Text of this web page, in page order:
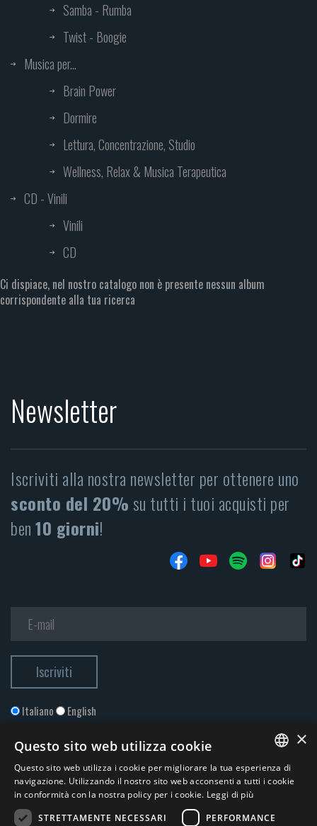
Samba - Rumba
Twist - Boogie
Musica per...
Brain Power
Dormire
Lettura, Concentrazione, Studio
Wellness, Relax & Musica Terapeutica
CD - Vinili
Vinili
CD
Ci dispiace, nel nostro catalogo non è presente nessun album
corrispondente alla tua ricerca
Newsletter
Iscriviti alla nostra newsletter per ottenere uno
sconto del 20%su tutti i tuoi acquisti per
ben10 giorni!
Italiano English
ITALIAN
×
Questo sito web utilizza cookie
Questo sito web utilizza i cookie per migliorare la tua esperienza di
navigazione. Utilizzando il nostro sito web acconsenti a tutti i cookie
in conformità con la nostra policy per i cookie. Leggi di più
STRETTAMENTE NECESSARI
PERFORMANCE